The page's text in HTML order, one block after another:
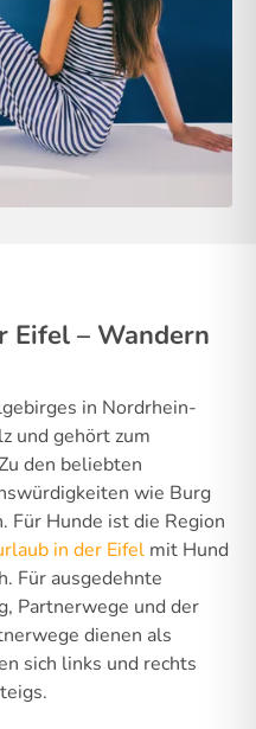
Eifel – Wandern
in Nordrhein-
und gehört zum
den beliebten
wie Burg
Für Hunde ist die Region
in der Eifel mit Hund
Für ausgedehnte
Partnerwege und der
dienen als
sich links und rechts